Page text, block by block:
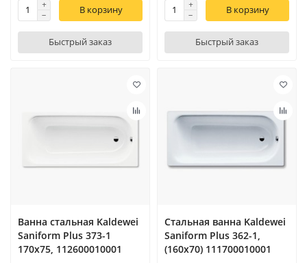
В корзину
Быстрый заказ
В корзину
Быстрый заказ
Ванна стальная Kaldewei
Saniform Plus 373-1
170x75, 112600010001
Стальная ванна Kaldewei
Saniform Plus 362-1,
(160x70) 111700010001